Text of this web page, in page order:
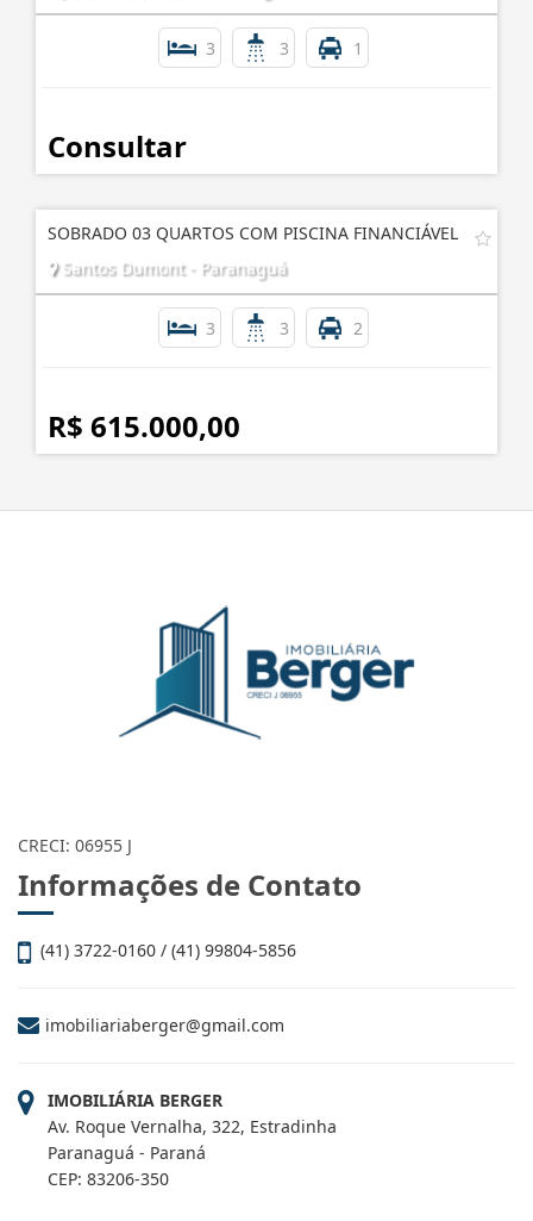
3 3 1
Consultar
SOBRADO 03 QUARTOS COM PISCINA FINANCIÁVEL
Santos Dumont - Paranaguá
3 3 2
R$ 615.000,00
CRECI: 06955 J
Informações de Contato
(41) 3722-0160 / (41) 99804-5856
imobiliariaberger@gmail.com
IMOBILIÁRIA BERGER
Av. Roque Vernalha, 322, Estradinha
Paranaguá - Paraná
CEP: 83206-350